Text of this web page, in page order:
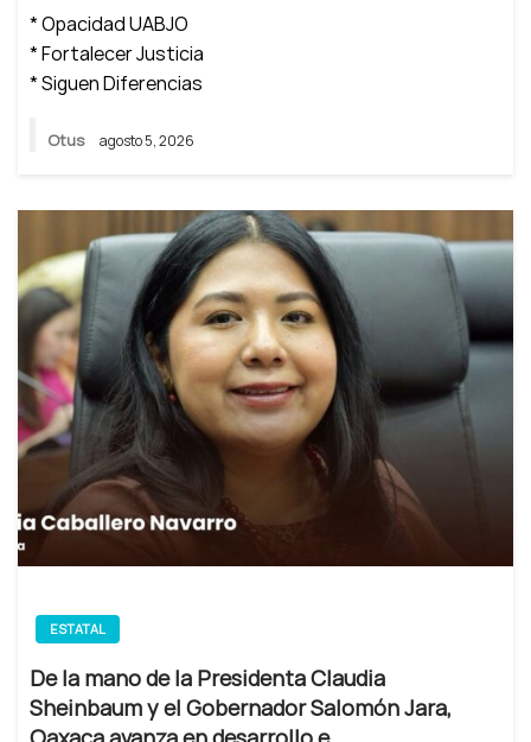
* Opacidad UABJO
* Fortalecer Justicia
* Siguen Diferencias
Otus agosto 5, 2026
ESTATAL
De la mano de la Presidenta Claudia
Sheinbaum y el Gobernador Salomón Jara,